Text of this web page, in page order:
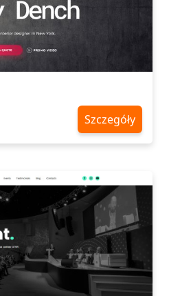
Szczegóły